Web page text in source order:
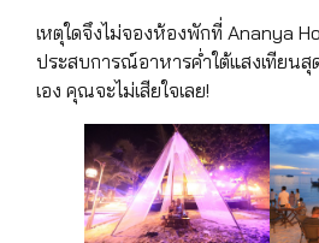
เหตุใดจึงไม่จองห้องพักที่ Ananya
ประสบการณ์อาหารค่ำใต้แสงเทียน
เอง คุณจะไม่เสียใจเลย!